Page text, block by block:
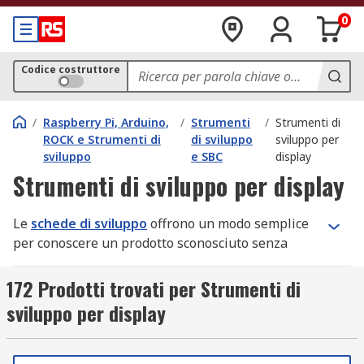
0
Codice costruttore
/ Raspberry Pi, Arduino,
ROCK e Strumenti di
sviluppo
/ Strumenti
di sviluppo
e SBC
/ Strumenti di
sviluppo per
display
Strumenti di sviluppo per display
Le schede di sviluppo offrono un modo semplice
per conoscere un prodotto sconosciuto senza
(PCB) personalizzata. Un esempio di scheda di
sviluppo è la scheda di sviluppo per display
grafici. I kit di sviluppo per display grafici sono
schede e componenti aggiuntivi per i progetti
elettronici interessati. Sono costituiti dai
172 Prodotti trovati per Strumenti di
sviluppo per display